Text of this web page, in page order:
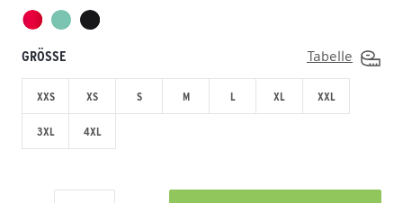
GRÖSSE Tabelle
XXS XS S M L XL XXL
3XL 4XL